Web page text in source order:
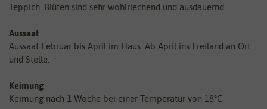
Teppich. Blüten sind sehr wohlriechend und ausdauernd.
Aussaat
Aussaat Februar bis April im Haus. Ab April ins Freiland an Ort
und Stelle.
Keimung
Keimung nach 1 Woche bei einer Temperatur von 18°C.